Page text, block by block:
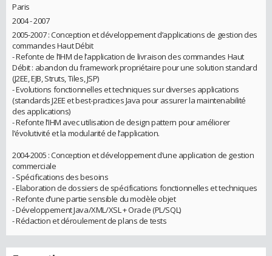
Paris
2004 - 2007
2005-2007 : Conception et développement d’applications de gestion des
commandes Haut Débit
- Refonte de l’IHM de l’application de livraison des commandes Haut
Débit : abandon du framework propriétaire pour une solution standard
(J2EE, EJB, Struts, Tiles, JSP)
- Evolutions fonctionnelles et techniques sur diverses applications
(standards J2EE et best-practices Java pour assurer la maintenabilité
des applications)
- Refonte l’IHM avec utilisation de design pattern pour améliorer
l’évolutivité et la modularité de l’application.
2004-2005 : Conception et développement d’une application de gestion
commerciale
- Spécifications des besoins
- Elaboration de dossiers de spécifications fonctionnelles et techniques
- Refonte d’une partie sensible du modèle objet
- Développement Java/XML/XSL + Oracle (PL/SQL)
- Rédaction et déroulement de plans de tests